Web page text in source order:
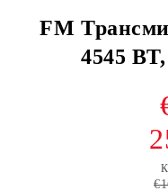
FM
4545